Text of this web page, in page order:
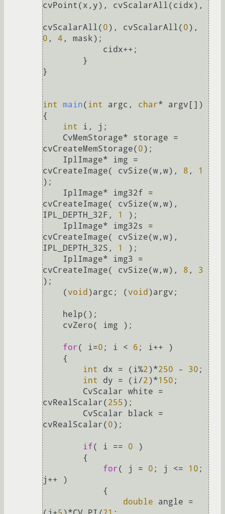
cvPoint(x,y), cvScalarAll(cidx),
cvScalarAll( 0), cvScalarAll( 0
0 , 4 , mask);
}
int main( int argc, char* argv[])
{
int
i, j;
cvCreateMemStorage( 0);
cvCreateImage( cvSize(w,w), 8 ,
1
);
cvCreateImage( cvSize(w,w),
IPL_DEPTH_32F,
1
);
cvCreateImage( cvSize(w,w),
IPL_DEPTH_32S,
1
);
cvCreateImage( cvSize(w,w), 8 , 3
);
    (
void )argc; (void )argv;
for ( i=0 ; i < 6 ; i++ )
int
dx = (i%2)*250 - 30 ;
int
dy = (i/2)*150 ;
cvRealScalar( 255);
cvRealScalar( 0);
if( i == 0 )
for ( j = 0 ; j <= 10 ;
j++ )
double angle =